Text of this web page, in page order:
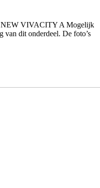
VIVACITY A Mogelijk
van dit onderdeel. De foto’s